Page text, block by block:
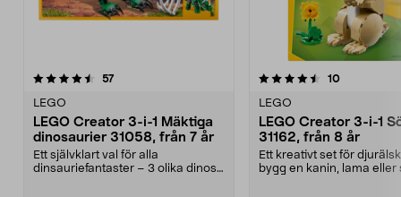
57recensioner
LEGO
LEGO Creator 3-i-1 Mäktiga
dinosaurier 31058, från 7 år
Ett självklart val för alla
dinsauriefantaster – 3 olika dinos i
4.5av 5 stjärnor 10recensioner
LEGO
LEGO Creator 3-i-1
31162, från 8 år
Ett kreativt set för
bygg en kanin, lama eller
4.5av 5 stjärnor